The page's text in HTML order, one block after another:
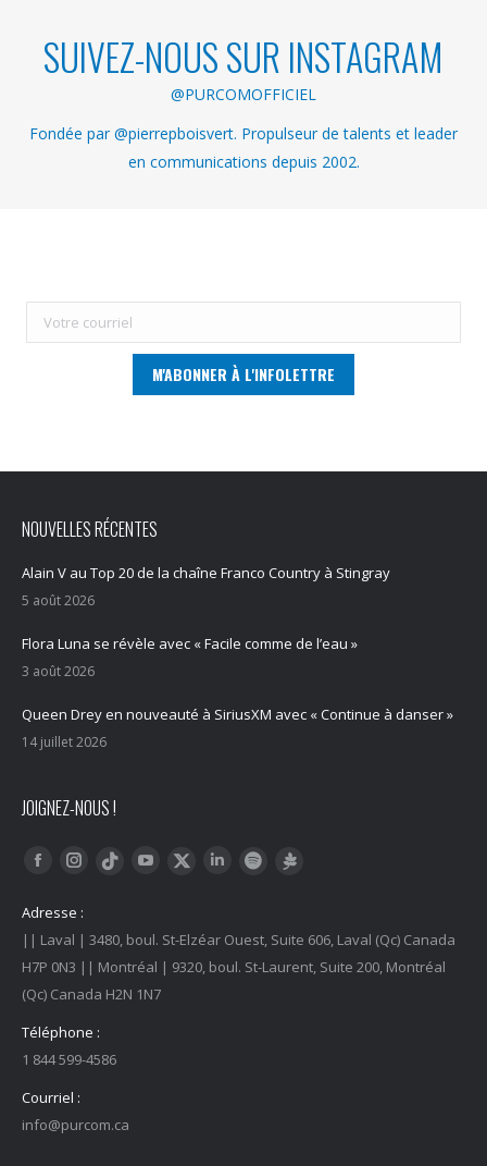
SUIVEZ-NOUS SUR INSTAGRAM
@PURCOMOFFICIEL
Fondée par @pierrepboisvert. Propulseur de talents et leader
en communications depuis 2002.
NOUVELLES RÉCENTES
Alain V au Top 20 de la chaîne Franco Country à Stingray
5 août 2026
Flora Luna se révèle avec « Facile comme de l’eau »
3 août 2026
Queen Drey en nouveauté à SiriusXM avec « Continue à danser »
14 juillet 2026
JOIGNEZ-NOUS !
Trouvez nous sur :
FacebookInstagram
Tiktok YouTubeTwitter LinkedInSpotify
Adresse :
|| Laval | 3480, boul. St-Elzéar Ouest, Suite 606, Laval (Qc) Canada
H7P 0N3 || Montréal | 9320, boul. St-Laurent, Suite 200, Montréal
(Qc) Canada H2N 1N7
Téléphone :
1 844 599-4586
Courriel :
info@purcom.ca